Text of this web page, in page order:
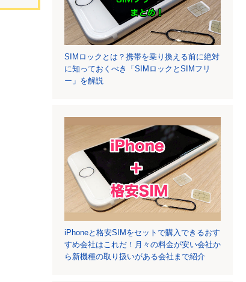
SIMロックとは？携帯を乗り換える前に絶対
に知っておくべき「SIMロックとSIMフリ
ー」を解説
iPhoneと格安SIMをセットで購入できるおす
すめ会社はこれだ！月々の料金が安い会社か
ら新機種の取り扱いがある会社まで紹介